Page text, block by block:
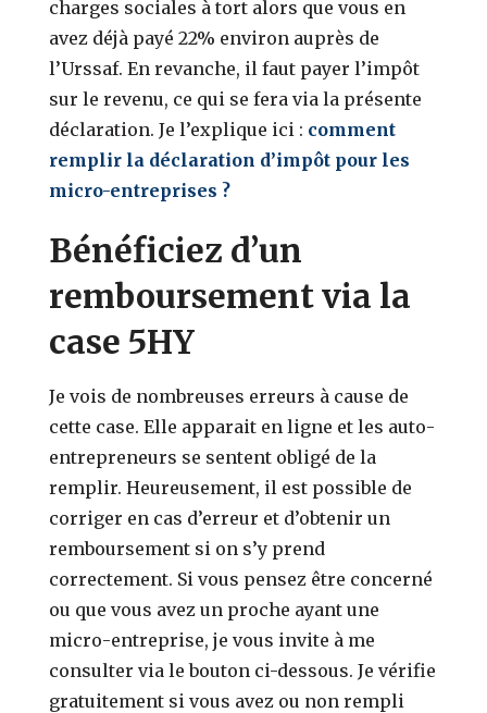
charges sociales à tort alors que vous en
avez déjà payé 22% environ auprès de
l’Urssaf. En revanche, il faut payer l’impôt
sur le revenu, ce qui se fera via la présente
déclaration. Je l’explique ici : comment
remplir la déclaration d’impôt pour les
micro-entreprises ?
Bénéficiez d’un
remboursement via la
case 5HY
Je vois de nombreuses erreurs à cause de
cette case. Elle apparait en ligne et les auto-
entrepreneurs se sentent obligé de la
remplir. Heureusement, il est possible de
corriger en cas d’erreur et d’obtenir un
remboursement si on s’y prend
correctement. Si vous pensez être concerné
ou que vous avez un proche ayant une
micro-entreprise, je vous invite à me
consulter via le bouton ci-dessous. Je vérifie
gratuitement si vous avez ou non rempli